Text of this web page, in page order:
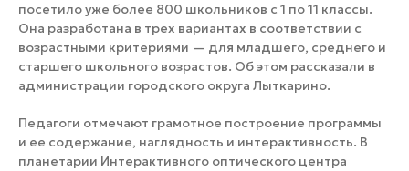
посетило уже более 800 школьников с 1 по 11 классы.
Она разработана в трех вариантах в соответствии с
возрастными критериями — для младшего, среднего и
старшего школьного возрастов. Об этом рассказали в
администрации городского округа Лыткарино.
Педагоги отмечают грамотное построение программы
и ее содержание, наглядность и интерактивность. В
планетарии Интерактивного оптического центра